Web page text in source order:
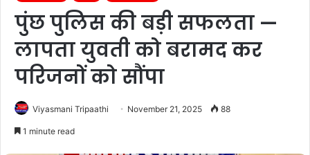
पुंछ पुलिस की बड़ी सफलता —
लापता युवती को बरामद कर
परिजनों को सौंपा
Viyasmani Tripaathi November 21, 2025 88
1 minute read